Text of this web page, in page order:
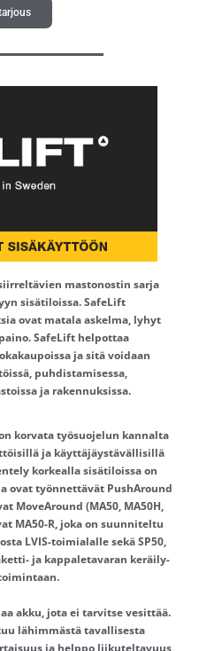
mastonostin sarja
sisätiloissa. SafeLift
ovat matala askelma, lyhyt
SafeLift helpottaa
ja sitä voidaan
puhdistamisessa,
ja rakennuksissa.
korvata työsuojelun kannalta
ja käyttäjäystävällisillä
korkealla sisätiloissa on
ovat työnnettävät PushAround
MoveAround (MA50, MA50H,
MA50-R, joka on suunniteltu
LVIS-toimialalle sekä SP50,
ja kappaletavaran keräily-
akku, jota ei tarvitse vesittää.
lähimmästä tavallisesta
ja helppo liikuteltavuus